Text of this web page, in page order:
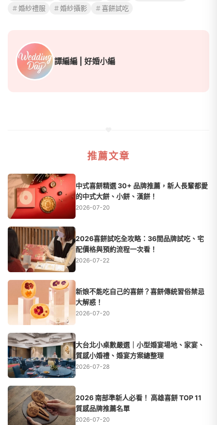
婚紗禮服
婚紗攝影 喜餅試吃
譚編編 | 好婚小編
推薦文章
中式喜餅精選 30+ 品牌推薦，新人長輩都愛
的中式大餅、小餅、漢餅！
2026-07-20
2026喜餅試吃全攻略：36間品牌試吃、宅
配價格與預約流程一次看！
2026-07-22
新娘不能吃自己的喜餅？喜餅傳統習俗禁忌
大解惑！
2026-07-20
大台北小桌數嚴選｜小型婚宴場地、家宴、
質感小婚禮、婚宴方案總整理
2026-07-28
2026 南部準新人必看！ 高雄喜餅 TOP 11
質感品牌推薦名單
2026-07-20